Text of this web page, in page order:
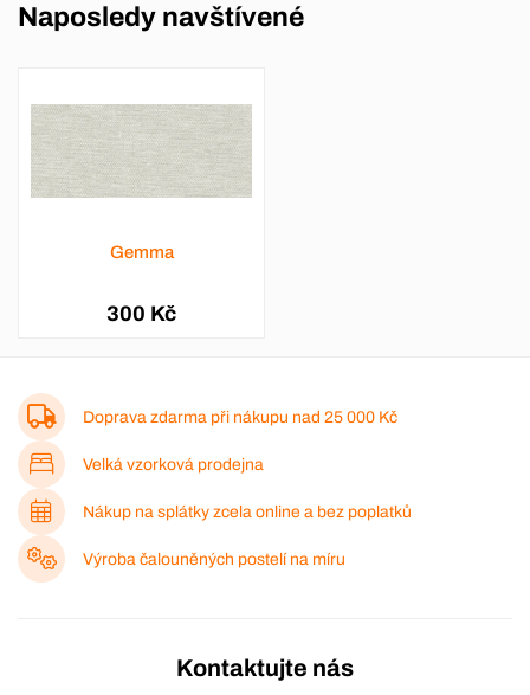
Naposledy navštívené
Gemma
300 Kč
Doprava zdarma při nákupu nad 25 000 Kč
Velká vzorková prodejna
Nákup na splátky zcela online a bez poplatků
Výroba čalouněných postelí na míru
Kontaktujte nás